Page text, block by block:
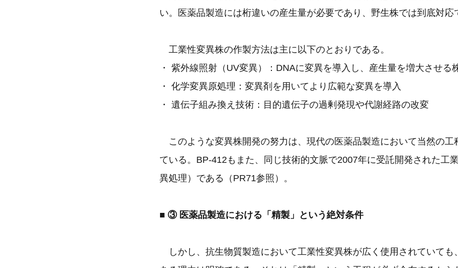
い。医薬品製造には桁違いの産生量が必要であり、野生株では到底対応
工業性変異株の作製方法は主に以下のとおりである。
・ 紫外線照射（UV変異）：DNAに変異を導入し、産生量を増大させる
・ 化学変異原処理：変異剤を用いてより広範な変異を導入
・ 遺伝子組み換え技術：目的遺伝子の過剰発現や代謝経路の改変
このような変異株開発の努力は、現代の医薬品製造において当然の工
ている。BP-412もまた、同じ技術的文脈で2007年に受託開発された工
異処理）である（PR71参照）。
■ ③ 医薬品製造における「精製」という絶対条件
しかし、抗生物質製造において工業性変異株が広く使用されていても